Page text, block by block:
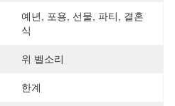
예년, 포용, 선물, 파티, 결혼
식
위 벨소리
한계